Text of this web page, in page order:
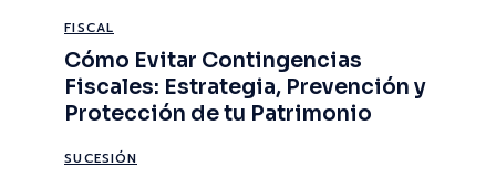
FISCAL
Cómo Evitar Contingencias
Fiscales: Estrategia, Prevención y
Protección de tu Patrimonio
SUCESIÓN